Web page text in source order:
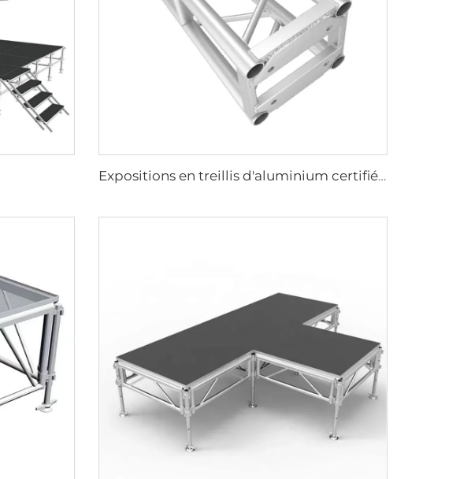
Expositions en treillis d'aluminium certifiées CETUV, faciles à monter avec boulonnage